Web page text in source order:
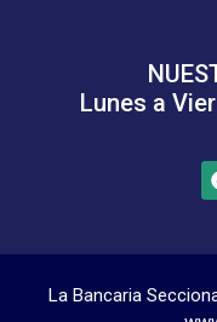
Lunes a
La Bancaria